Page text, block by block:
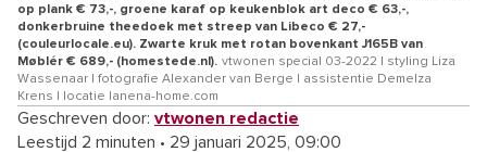
op plank € 73,-, groene karaf op keukenblok art deco € 63,-,
donkerbruine theedoek met streep van Libeco € 27,-
(couleurlocale.eu). Zwarte kruk met rotan bovenkant J165B van
Møblér € 689,- (homestede.nl). vtwonen special 03-2022 | styling Liza
Wassenaar | fotografie Alexander van Berge | assistentie Demelza
Krens | locatie lanena-home.com
Geschreven door: vtwonen redactie
Leestijd 2 minuten • 29 januari 2025, 09:00